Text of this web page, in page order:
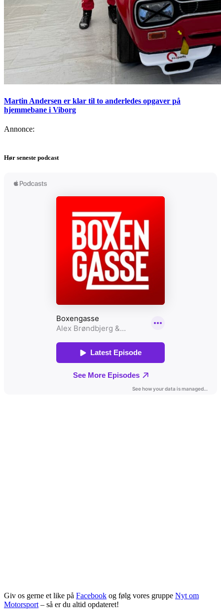
Martin Andersen er klar til to anderledes opgaver på
hjemmebane i Viborg
Annonce:
Hør seneste podcast
Giv os gerne et like på Facebook og følg vores gruppe Nyt om
Motorsport – så er du altid opdateret!